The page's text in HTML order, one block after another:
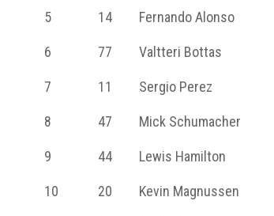
5 14 Fernando Alonso
6 77 Valtteri Bottas
7 11 Sergio Perez
8 47 Mick Schumacher
9 44 Lewis Hamilton
10 20 Kevin Magnussen